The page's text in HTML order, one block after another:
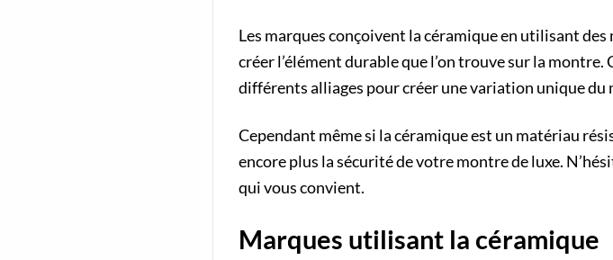
Les marques conçoivent la céramique en utilisant
créer l’élément durable que l’on trouve sur la
différents alliages pour créer une variation unique du
Cependant même si la céramique est un matériau
encore plus la sécurité de votre montre de luxe.
qui vous convient.
Marques utilisant la céramique